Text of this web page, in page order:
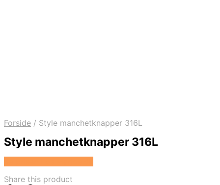
Forside / Style manchetknapper 316L
Style manchetknapper 316L
Share this product